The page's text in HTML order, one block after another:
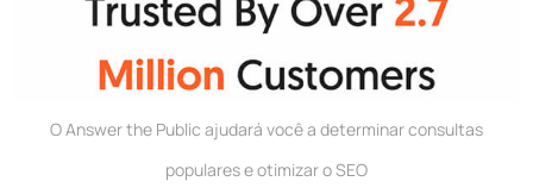
O Answer the Public ajudará você a determinar consultas
populares e otimizar o SEO